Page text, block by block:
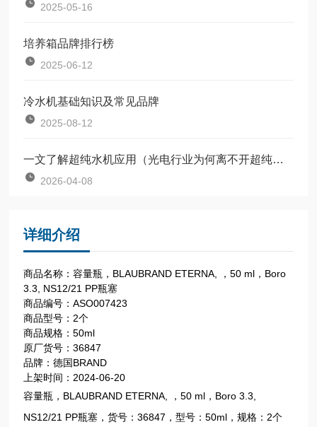
2025-05-16
培养箱品牌排行榜
2025-06-12
冷水机基础知识及常见品牌
2025-08-12
一文了解超纯水机应用（光电行业为何离不开超纯水？）
2026-04-08
详细介绍
商品名称：容量瓶，BLAUBRAND ETERNA, ，50 ml，Boro
3.3, NS12/21 PP瓶塞
商品编号：ASO007423
商品型号：2个
商品规格：50ml
原厂货号：36847
品牌：德国BRAND
上架时间：2024-06-20
容量瓶，BLAUBRAND ETERNA, ，50 ml，Boro 3.3,
NS12/21 PP瓶塞，货号：36847，型号：50ml，规格：2个